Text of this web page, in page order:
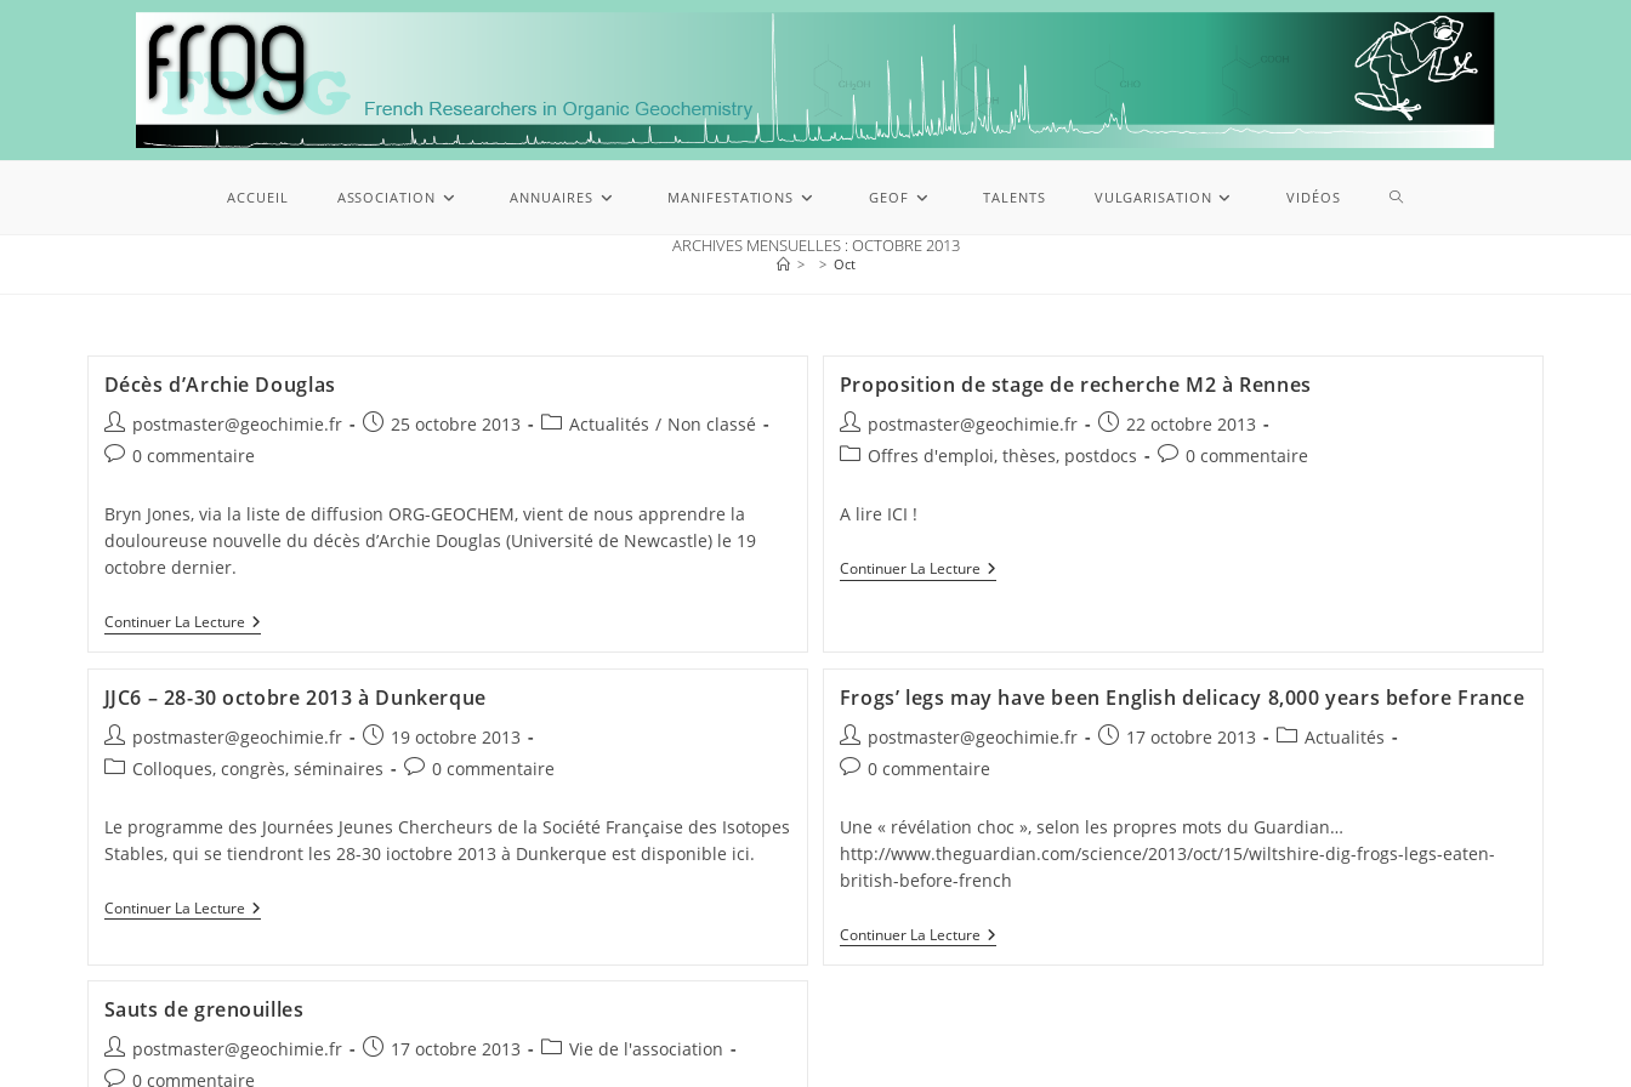
ACCUEIL ASSOCIATION ANNUAIRES MANIFESTATIONS GEOF TALENTS VULGARISATION VIDÉOS
ARCHIVES MENSUELLES : OCTOBRE 2013
> > Oct
Décès d’Archie Douglas
postmaster@geochimie.fr 25 octobre 2013 Actualités / Non classé
0 commentaire
Bryn Jones, via la liste de diffusion ORG-GEOCHEM, vient de nous apprendre la
douloureuse nouvelle du décès d’Archie Douglas (Université de Newcastle) le 19
octobre dernier.
Continuer La Lecture
Proposition de stage de recherche M2 à Rennes
postmaster@geochimie.fr
22 octobre 2013
Offres d'emploi, thèses, postdocs
0 commentaire
A lire ICI !
Continuer La Lecture
JJC6 – 28-30 octobre 2013 à Dunkerque
postmaster@geochimie.fr
19 octobre 2013
Colloques, congrès, séminaires
0 commentaire
Le programme des Journées Jeunes Chercheurs de la Société Française des Isotopes
Stables, qui se tiendront les 28-30 ioctobre 2013 à Dunkerque est disponible ici.
Continuer La Lecture
Frogs’ legs may have been English delicacy 8,000 years before France
postmaster@geochimie.fr 17 octobre 2013
Actualités
0 commentaire
Une « révélation choc », selon les propres mots du Guardian…
http://www.theguardian.com/science/2013/oct/15/wiltshire-dig-frogs-legs-eaten-
british-before-french
Continuer La Lecture
Sauts de grenouilles
postmaster@geochimie.fr 17 octobre 2013
Vie de l'association
0 commentaire